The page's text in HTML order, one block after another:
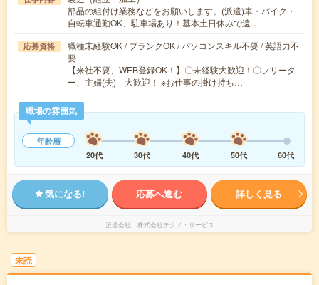
部品の組付け業務などをお願いします。(派遣)車・バイク・
自転車通勤OK、駐車場あり！基本土日休みで遠…
応募資格
職種未経験OK / ブランクOK / パソコンスキル不要 / 英語力不
要
【来社不要、WEB登録OK！】〇未経験大歓迎！〇フリータ
ー、主婦(夫) 大歓迎！ ※お仕事の掛け持ち…
職場の雰囲気
年齢層
20代
30代 40代 50代 60代
気になる! 応募へ進む 詳しく見る
派遣会社 株式会社テクノ・サービス
未読